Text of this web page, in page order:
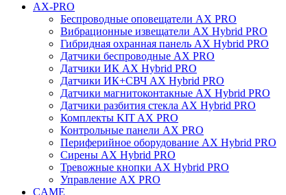
AX-PRO
Беспроводные оповещатели AX PRO
Вибрационные извещатели AX Hybrid PRO
Гибридная охранная панель AX Hybrid PRO
Датчики беспроводные AX PRO
Датчики ИК AX Hybrid PRO
Датчики ИК+СВЧ AX Hybrid PRO
Датчики магнитоконтакные AX Hybrid PRO
Датчики разбития стекла AX Hybrid PRO
Комплекты KIT AX PRO
Контрольные панели AX PRO
Периферийное оборудование AX Hybrid PRO
Сирены AX Hybrid PRO
Тревожные кнопки AX Hybrid PRO
Управление AX PRO
CAME